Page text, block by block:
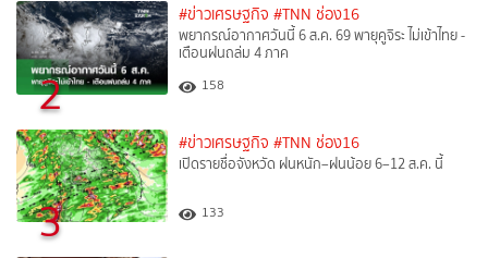
2
#ข่าวเศรษฐกิจ #TNN ช่อง16
พยากรณ์อากาศวันนี้ 6 ส.ค. 69 พายุคูจิระ ไม่เข้าไทย -
เตือนฝนถล่ม 4 ภาค
158
3
#ข่าวเศรษฐกิจ #TNN ช่อง16
เปิดรายชื่อจังหวัด ฝนหนัก–ฝนน้อย 6–12 ส.ค. นี้
133